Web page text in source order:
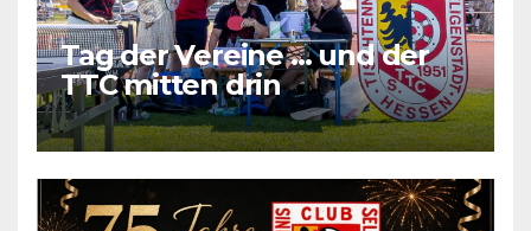
Tag der Vereine … und der
TTC mitten drin